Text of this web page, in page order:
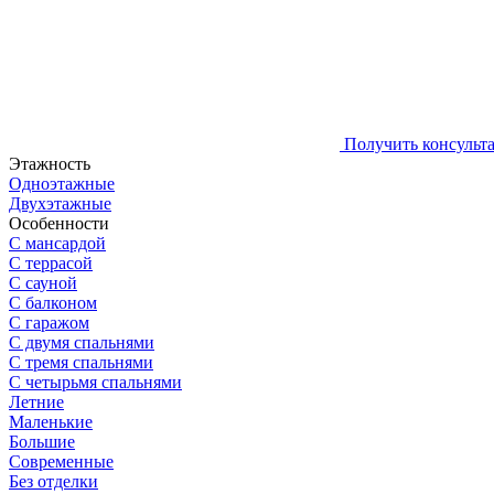
Получить
Этажность
Одноэтажные
Двухэтажные
Особенности
С мансардой
С террасой
С сауной
С балконом
С гаражом
С двумя спальнями
С тремя спальнями
С четырьмя спальнями
Летние
Маленькие
Большие
Современные
Без отделки